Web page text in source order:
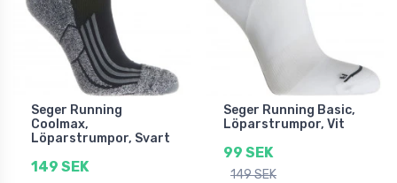
Seger Running
Coolmax,
Löparstrumpor, Svart
149 SEK
Seger Running Basic,
Löparstrumpor, Vit
99 SEK
149 SEK